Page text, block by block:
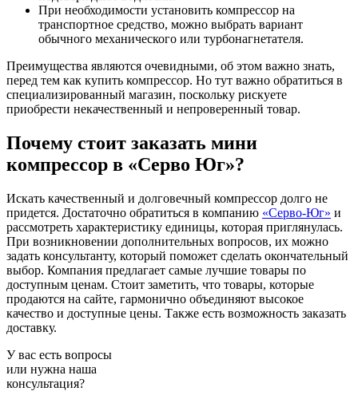
При необходимости установить компрессор на
транспортное средство, можно выбрать вариант
обычного механического или турбонагнетателя.
Преимущества являются очевидными, об этом важно знать,
перед тем как купить компрессор. Но тут важно обратиться в
специализированный магазин, поскольку рискуете
приобрести некачественный и непроверенный товар.
Почему стоит заказать мини
компрессор в «Серво Юг»?
Искать качественный и долговечный компрессор долго не
придется. Достаточно обратиться в компанию «Серво-Юг» и
рассмотреть характеристику единицы, которая приглянулась.
При возникновении дополнительных вопросов, их можно
задать консультанту, который поможет сделать окончательный
выбор. Компания предлагает самые лучшие товары по
доступным ценам. Стоит заметить, что товары, которые
продаются на сайте, гармонично объединяют высокое
качество и доступные цены. Также есть возможность заказать
доставку.
У вас есть вопросы
или нужна наша
консультация?